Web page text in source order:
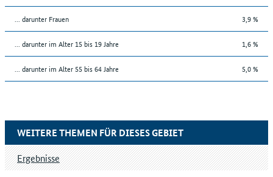
... darunter Frauen 3,9 %
... darunter im Alter 15 bis 19 Jahre 1,6 %
... darunter im Alter 55 bis 64 Jahre 5,0 %
WEITERE THEMEN FÜR DIESES GEBIET
Ergebnisse